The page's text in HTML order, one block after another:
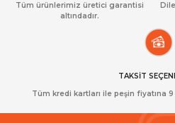
Tüm ürünlerimiz üretici garantisi
altındadır.
TAKSİT
Tüm kredi kartları ile peşin fiyatına